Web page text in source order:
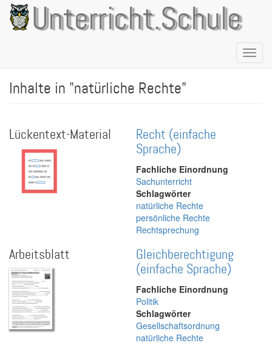
Direkt
zum
Inhalt
Unterricht.Schule
Inhalte in "natürliche Rechte"
Lückentext-Material
Recht (einfache
Sprache)
Fachliche Einordnung
Sachunterricht
Schlagwörter
natürliche Rechte
persönliche Rechte
Rechtsprechung
Arbeitsblatt
Gleichberechtigung
(einfache Sprache)
Fachliche Einordnung
Politik
Schlagwörter
Gesellschaftsordnung
natürliche Rechte